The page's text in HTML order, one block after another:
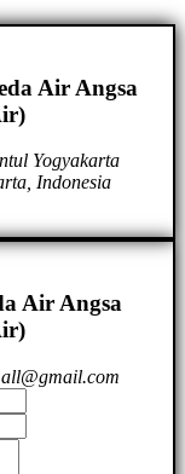
Air Angsa
Yogyakarta
Indonesia
Air Angsa